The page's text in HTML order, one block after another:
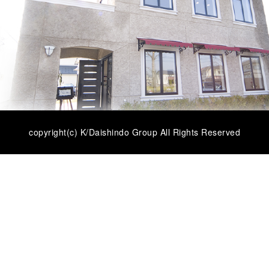
copyright(c) K/Daishindo Group All Rights Reserved